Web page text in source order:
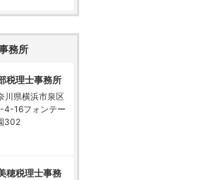
務所
税理士事務所
川県横浜市泉区
4-16フォンテー
302
穂税理士事務